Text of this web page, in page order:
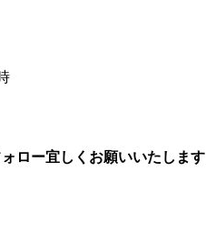
ロー宜しくお願いいたします